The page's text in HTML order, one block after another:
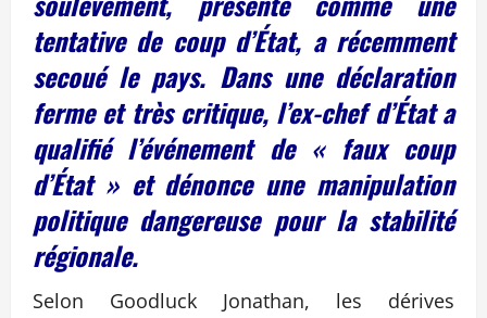
tentative de coup d’État, a récemment
secoué le pays. Dans une déclaration
ferme et très critique, l’ex-chef d’État a
qualifié l’événement de « faux coup
d’État » et dénonce une manipulation
politique dangereuse pour la stabilité
régionale.
Selon Goodluck Jonathan, les dérives